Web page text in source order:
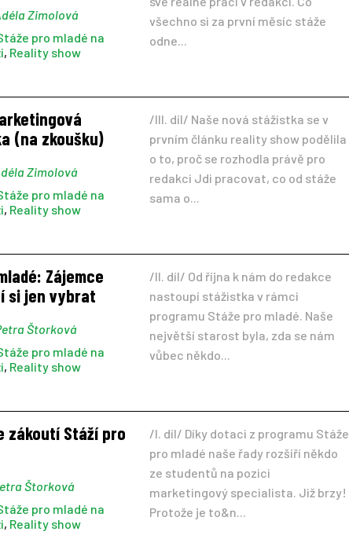
Zimolová
pro mladé na
, Reality show
všechno si za první měsíc stáže
odne...
(na zkoušku)
Zimolová
pro mladé na
, Reality show
/III. díl/ Naše nová stážistka se v
prvním článku reality show podělila
o to, proč se rozhodla právě pro
redakci Jdi pracovat, co od stáže
sama o...
Zájemce
si jen vybrat
Štorková
pro mladé na
, Reality show
/II. díl/ Od října k nám do redakce
nastoupí stážistka v rámci
programu Stáže pro mladé. Naše
největší starost byla, zda se nám
vůbec někdo...
zákoutí Stáží pro
Štorková
pro mladé na
, Reality show
/I. díl/ Díky dotaci z programu Stáže
pro mladé naše řady rozšíří někdo
ze studentů na pozici
marketingový specialista. Již brzy!
Protože je to&n...